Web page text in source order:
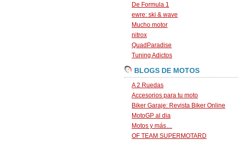
De Formula 1
ewre: ski & wave
Mucho motor
nitrox
QuadParadise
Tuning Adictos
BLOGS DE MOTOS
A 2 Ruedas
Accesorios para tu moto
Biker Garaje: Revista Biker Online
MotoGP al dia
Motos y más…
OF TEAM SUPERMOTARD